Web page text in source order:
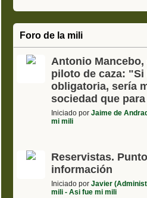
Foro de la mili
Antonio
piloto de caza:
obligatoria, sería
sociedad que
Iniciado porJaime de
mi mili
Reservistas.
información
Iniciado porJavier
mili - Asi fue mi mili